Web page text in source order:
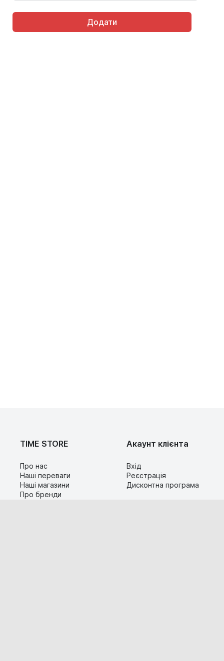
TIME STORE
Про нас
Наші переваги
Наші магазини
Про бренди
Акаунт клієнта
Вхід
Реєстрація
Дисконтна програма